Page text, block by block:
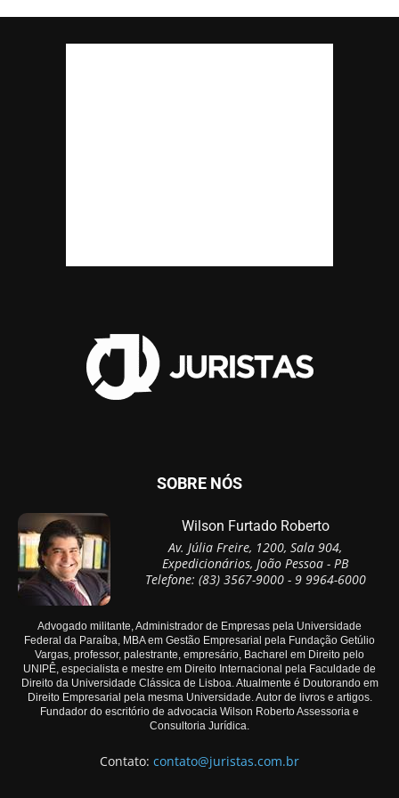
SOBRE NÓS
Wilson Furtado Roberto
Av. Júlia Freire, 1200, Sala 904,
Expedicionários, João Pessoa - PB
Telefone: (83) 3567-9000 - 9 9964-6000
Advogado militante, Administrador de Empresas pela Universidade
Federal da Paraíba, MBA em Gestão Empresarial pela Fundação Getúlio
Vargas, professor, palestrante, empresário, Bacharel em Direito pelo
UNIPÊ, especialista e mestre em Direito Internacional pela Faculdade de
Direito da Universidade Clássica de Lisboa. Atualmente é Doutorando em
Direito Empresarial pela mesma Universidade. Autor de livros e artigos.
Fundador do escritório de advocacia Wilson Roberto Assessoria e
Consultoria Jurídica.
Contato: contato@juristas.com.br